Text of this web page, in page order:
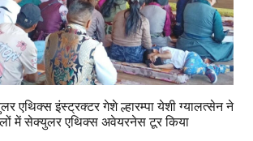
एथिक्स इंस्ट्रक्टर गेशे ल्हारम्पा येशी ग्यालत्सेन ने
में सेक्युलर एथिक्स अवेयरनेस टूर किया